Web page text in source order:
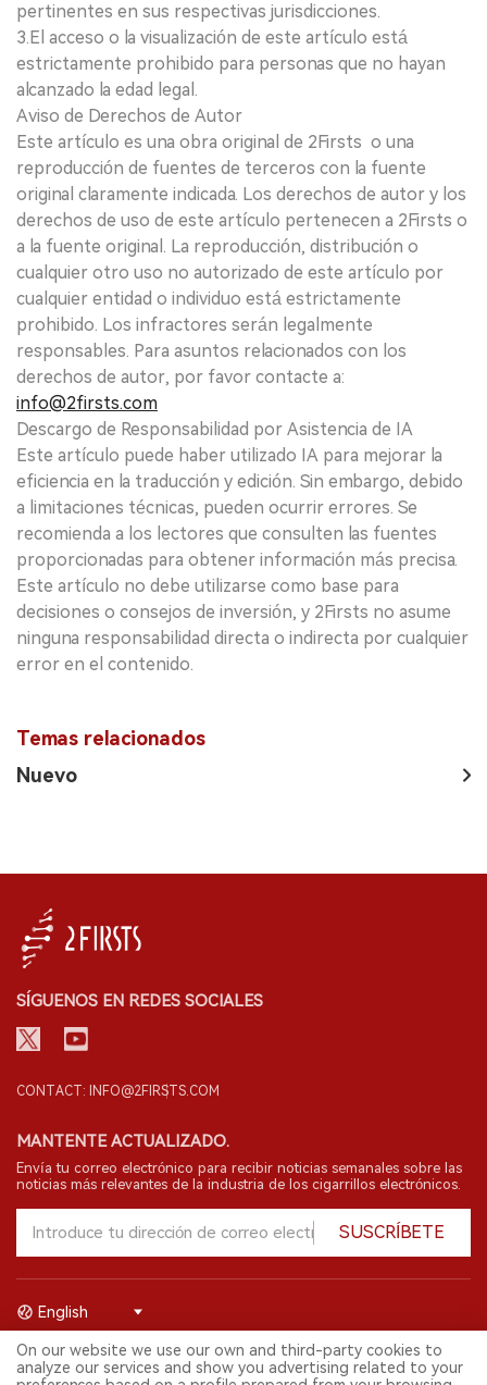
pertinentes en sus respectivas jurisdicciones.
3.El acceso o la visualización de este artículo está
estrictamente prohibido para personas que no hayan
alcanzado la edad legal.
Aviso de Derechos de Autor
Este artículo es una obra original de 2Firsts o una
reproducción de fuentes de terceros con la fuente
original claramente indicada. Los derechos de autor y los
derechos de uso de este artículo pertenecen a 2Firsts o
a la fuente original. La reproducción, distribución o
cualquier otro uso no autorizado de este artículo por
cualquier entidad o individuo está estrictamente
prohibido. Los infractores serán legalmente
responsables. Para asuntos relacionados con los
derechos de autor, por favor contacte a:
info@2firsts.com
Descargo de Responsabilidad por Asistencia de IA
Este artículo puede haber utilizado IA para mejorar la
eficiencia en la traducción y edición. Sin embargo, debido
a limitaciones técnicas, pueden ocurrir errores. Se
recomienda a los lectores que consulten las fuentes
proporcionadas para obtener información más precisa.
Este artículo no debe utilizarse como base para
decisiones o consejos de inversión, y 2Firsts no asume
ninguna responsabilidad directa o indirecta por cualquier
error en el contenido.
Temas relacionados
Nuevo
SÍGUENOS EN REDES SOCIALES
CONTACT: INFO@2FIRSTS.COM
MANTENTE ACTUALIZADO.
Envía tu correo electrónico para recibir noticias semanales sobre las
noticias más relevantes de la industria de los cigarrillos electrónicos.
SUSCRÍBETE
© 2026 Shenzhen 2FIRSTS Technology Co.,Ltd. Todos los derechos
reservados.
English
On our website we use our own and third-party cookies to
analyze our services and show you advertising related to your